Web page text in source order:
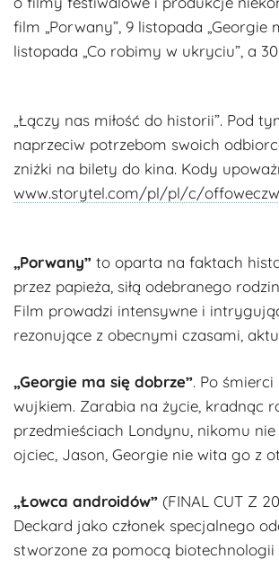
film „Porwany”, 9 listopada „Georgie
listopada „Co robimy w ukryciu”, a
„Łączy nas miłość do historii”. Pod
naprzeciw potrzebom swoich
zniżki na bilety do kina. Kody
www.storytel.com/pl/pl/c/
„Porwany” to oparta na faktach
przez papieża, siłą odebranego
Film prowadzi intensywne i
rezonujące z obecnymi czasami,
„Georgie ma się dobrze”. Po
wujkiem. Zarabia na życie, kradnąc
przedmieściach Londynu, nikomu
ojciec, Jason, Georgie nie wita go z
„Łowca androidów” (FINAL CUT Z
Deckard jako członek specjalnego
stworzone za pomocą